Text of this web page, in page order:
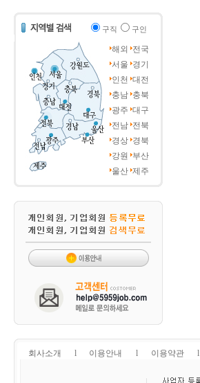
구직 구인
해외
전국
서울 경기
인천 대전
충남 충북
광주 대구
전남 전북
경상 경북
강원
부산
울산 제주
회사소개 l 이용안내 l 이용약관 l